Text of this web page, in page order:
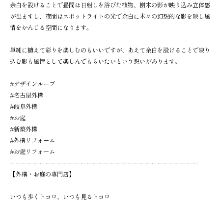
余白を設けることで昼間は日射しを浴びた植物、樹木の影が映り込み立体感
が出ますし、夜間はスポットライトの光で余白に木々の幻想的な影を映し風
情をかんじる空間になります。
単純に植えて彩りを楽しむのもいいですが、あえて余白を設けることで映り
込む影も風情として楽しんでもらいたいという想いがあります。
#デザインループ
#名古屋外構
#岐阜外構
#お庭
#新築外構
#外構リフォーム
#お庭リフォーム
ーーーーーーーーーーーーーーーーーーーーーーーーーーーーーーーー
【外構・お庭の専門店】
いつも歩くトコロ、いつも見るトコロ